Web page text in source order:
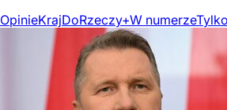
OpinieKrajDoRzeczy+W numerze